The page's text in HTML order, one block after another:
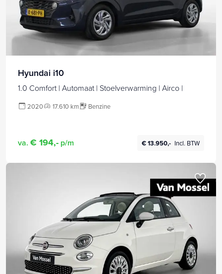
Hyundai i10
1.0 Comfort | Automaat | Stoelverwarming | Airco |
2020 17.610 km Benzine
va. € 194,- p/m € 13.950,- Incl. BTW